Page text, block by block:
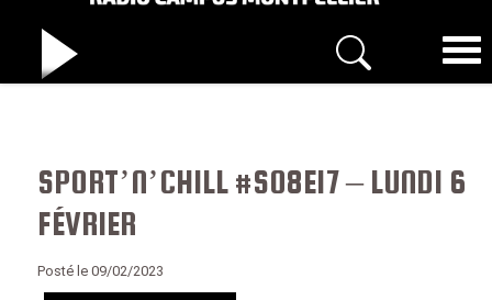
SPORT’N’CHILL #S08E17 – LUNDI 6
FÉVRIER
Posté le 09/02/2023